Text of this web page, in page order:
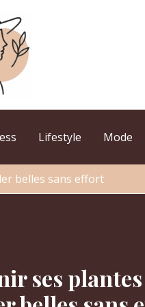
Lifestyle Mode
belles sans effort
ses plantes